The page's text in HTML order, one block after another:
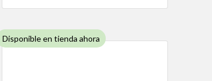
Disponible en tienda ahora